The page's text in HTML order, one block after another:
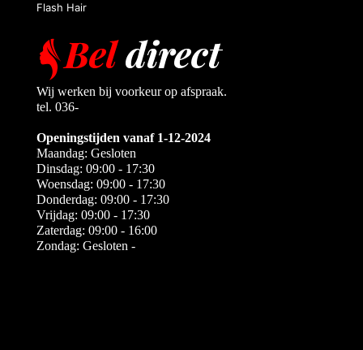
Flash Hair
Wij werken bij voorkeur op afspraak.
tel. 036-
Openingstijden vanaf 1-12-2024
Maandag: Gesloten
Dinsdag: 09:00 - 17:30
Woensdag: 09:00 - 17:30
Donderdag: 09:00 - 17:30
Vrijdag: 09:00 - 17:30
Zaterdag: 09:00 - 16:00
Zondag: Gesloten -